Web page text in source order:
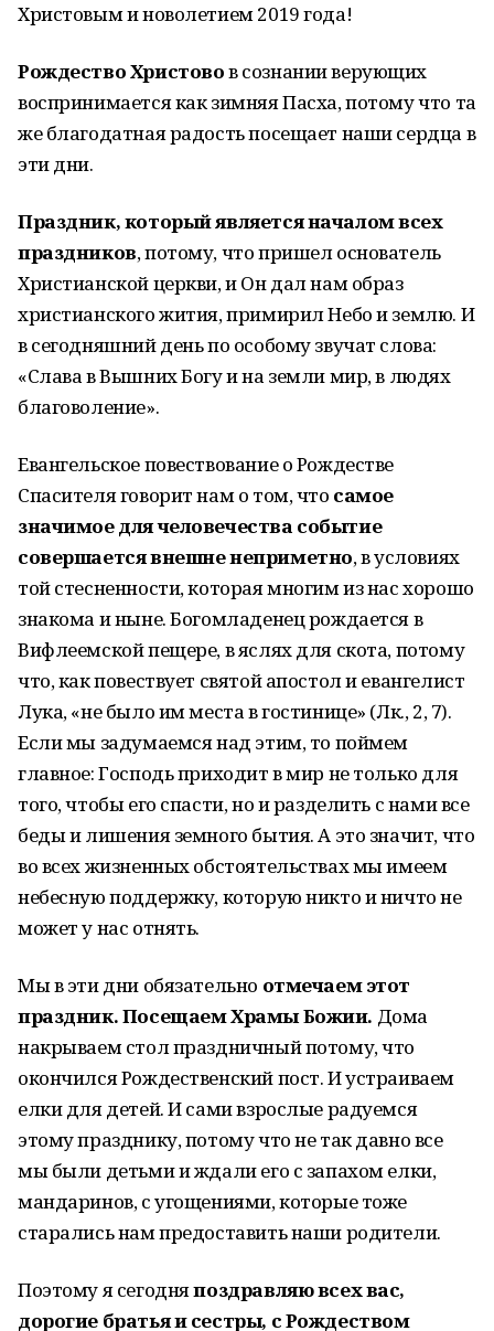
Христовым и новолетием 2019 года!
Рождество Христовов сознании верующих
воспринимается как зимняя Пасха, потому что та
же благодатная радость посещает наши сердца в
эти дни.
Праздник, который является началом всех
праздников, потому, что пришел основатель
Христианской церкви, и Он дал нам образ
христианского жития, примирил Небо и землю. И
в сегодняшний день по особому звучат слова:
«Слава в Вышних Богу и на земли мир, в людях
благоволение».
Евангельское повествование о Рождестве
Спасителя говорит нам о том, что самое
значимое для человечества событие
совершается внешне неприметно, в условиях
той стесненности, которая многим из нас хорошо
знакома и ныне. Богомладенец рождается в
Вифлеемской пещере, в яслях для скота, потому
что, как повествует святой апостол и евангелист
Лука, «не было им места в гостинице» (Лк., 2, 7).
Если мы задумаемся над этим, то поймем
главное: Господь приходит в мир не только для
того, чтобы его спасти, но и разделить с нами все
беды и лишения земного бытия. А это значит, что
во всех жизненных обстоятельствах мы имеем
небесную поддержку, которую никто и ничто не
может у нас отнять.
Мы в эти дни обязательно отмечаем этот
праздник. Посещаем Храмы Божии. Дома
накрываем стол праздничный потому, что
окончился Рождественский пост. И устраиваем
елки для детей. И сами взрослые радуемся
этому празднику, потому что не так давно все
мы были детьми и ждали его с запахом елки,
мандаринов, с угощениями, которые тоже
старались нам предоставить наши родители.
Поэтому я сегодняпоздравляю всех вас,
дорогие братья и сестры, с Рождеством